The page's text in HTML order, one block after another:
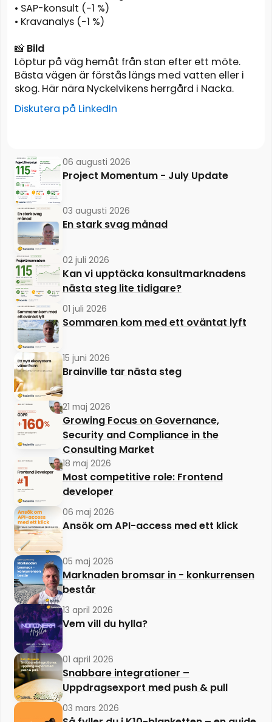
• SAP-konsult (−1 %)
• Kravanalys (−1 %)
📸 Bild
Löptur på väg hemåt från stan efter ett möte.
Bästa vägen är förstås längs med vatten eller i
skog. Här nära Nyckelvikens herrgård i Nacka.
Diskutera på LinkedIn
06 augusti 2026
Project Momentum - July Update
03 augusti 2026
En stark svag månad
02 juli 2026
Kan vi upptäcka konsultmarknadens
nästa steg lite tidigare?
01 juli 2026
Sommaren kom med ett oväntat lyft
15 juni 2026
Brainville tar nästa steg
21 maj 2026
Growing Focus on Governance,
Security and Compliance in the
Consulting Market
18 maj 2026
Most competitive role: Frontend
developer
06 maj 2026
Ansök om API-access med ett klick
05 maj 2026
Marknaden bromsar in - konkurrensen
består
13 april 2026
Vem vill du hylla?
01 april 2026
Snabbare integrationer –
Uppdragsexport med push & pull
03 mars 2026